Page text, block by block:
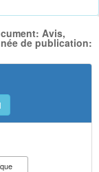
Avis,
de publication: